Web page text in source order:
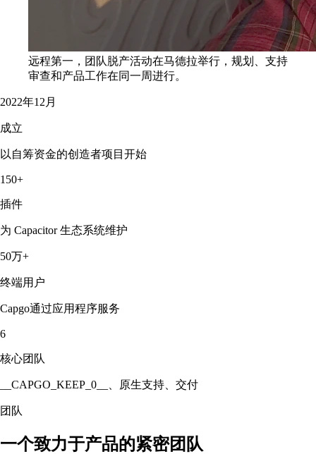
远程第一，团队脱产活动在马德拉举行，规划、支持
审查和产品工作在同一周进行。
2022年12月
成立
以自筹资金的创造者项目开始
150+
插件
为 Capacitor 生态系统维护
50万+
终端用户
Capgo通过应用程序服务
6
核心团队
__CAPGO_KEEP_0__、原生支持、交付
团队
一个致力于产品的紧密团队